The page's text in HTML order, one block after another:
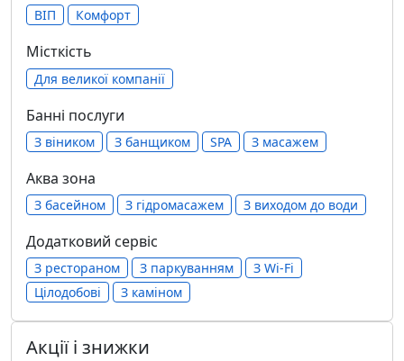
ВІП Комфорт
Місткість
Для великої компанії
Банні послуги
З віником З банщиком SPA З масажем
Аква зона
З басейном З гідромасажем З виходом до води
Додатковий сервіс
З рестораном З паркуванням
З Wi-Fi
Цілодобові
З каміном
Акції і знижки